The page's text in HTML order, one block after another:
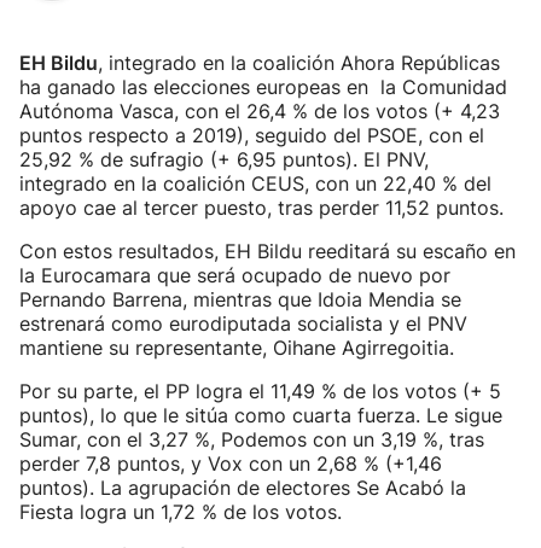
EH Bildu, integrado en la coalición Ahora Repúblicas
ha ganado las elecciones europeas en la Comunidad
Autónoma Vasca, con el 26,4 % de los votos (+ 4,23
puntos respecto a 2019), seguido del PSOE, con el
25,92 % de sufragio (+ 6,95 puntos). El PNV,
integrado en la coalición CEUS, con un 22,40 % del
apoyo cae al tercer puesto, tras perder 11,52 puntos.
Con estos resultados, EH Bildu reeditará su escaño en
la Eurocamara que será ocupado de nuevo por
Pernando Barrena, mientras que Idoia Mendia se
estrenará como eurodiputada socialista y el PNV
mantiene su representante, Oihane Agirregoitia.
Por su parte, el PP logra el 11,49 % de los votos (+ 5
puntos), lo que le sitúa como cuarta fuerza. Le sigue
Sumar, con el 3,27 %, Podemos con un 3,19 %, tras
perder 7,8 puntos, y Vox con un 2,68 % (+1,46
puntos). La agrupación de electores Se Acabó la
Fiesta logra un 1,72 % de los votos.